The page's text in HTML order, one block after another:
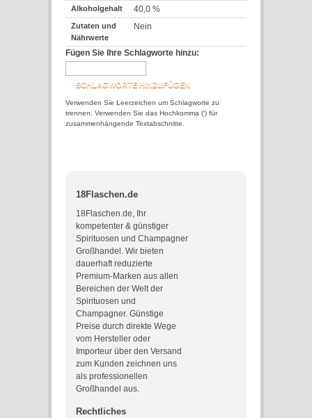
Alkoholgehalt 40,0 %
Zutaten und
Nährwerte
Nein
Fügen Sie Ihre Schlagworte hinzu:
SCHLAGWORTE HINZUFÜGEN
Verwenden Sie Leerzeichen um Schlagworte zu
trennen. Verwenden Sie das Hochkomma (') für
zusammenhängende Textabschnitte.
18Flaschen.de
18Flaschen.de, Ihr
kompetenter & günstiger
Spirituosen und Champagner
Großhandel. Wir bieten
dauerhaft reduzierte
Premium-Marken aus allen
Bereichen der Welt der
Spirituosen und
Champagner. Günstige
Preise durch direkte Wege
vom Hersteller oder
Importeur über den Versand
zum Kunden zeichnen uns
als professionellen
Großhandel aus.
Rechtliches